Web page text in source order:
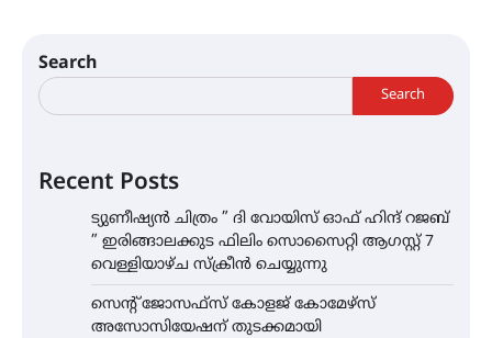
Search
Search
Recent Posts
ട്യുണീഷ്യൻ ചിത്രം ” ദി വോയിസ് ഓഫ് ഹിന്ദ് റജബ്
” ഇരിങ്ങാലക്കുട ഫിലിം സൊസൈറ്റി ആഗസ്റ്റ് 7
വെള്ളിയാഴ്ച സ്‌ക്രീൻ ചെയ്യുന്നു
സെന്റ് ജോസഫ്സ് കോളജ് കോമേഴ്‌സ്
അസോസിയേഷന് തുടക്കമായി